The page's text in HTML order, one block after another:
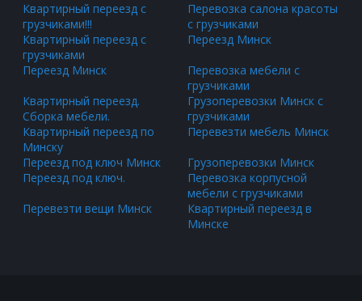
Квартирный переезд с
грузчиками!!!
Перевозка салона красоты
с грузчиками
Квартирный переезд с
грузчиками
Переезд Минск
Переезд Минск
Перевозка мебели с
грузчиками
Квартирный переезд.
Сборка мебели.
Грузоперевозки Минск с
грузчиками
Квартирный переезд по
Минску
Перевезти мебель Минск
Переезд под ключ Минск
Грузоперевозки Минск
Переезд под ключ.
Перевозка корпусной
мебели с грузчиками
Перевезти вещи Минск
Квартирный переезд в
Минске